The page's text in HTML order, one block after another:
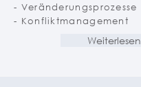
- Veränderungsprozesse
- Konfliktmanagement
Weiterlesen